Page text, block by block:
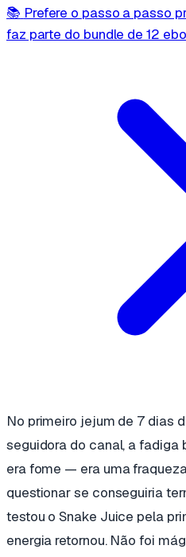
📚 Prefere o passo a passo
faz parte do bundle de 12
No primeiro jejum de 7 dias
seguidora do canal, a fadiga
era fome — era uma
questionar se conseguiria
testou o Snake Juice pela
energia retornou. Não foi